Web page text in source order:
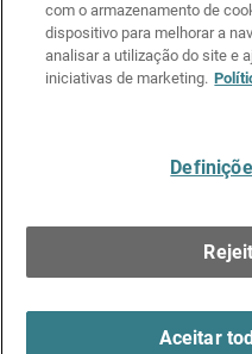
LinkedIn
X Facebook
com o armazenamento de
dispositivo para melhorar a
analisar a utilização do site e
iniciativas de marketing.
Aceitar